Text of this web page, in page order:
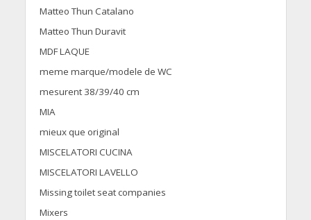
Matteo Thun Catalano
Matteo Thun Duravit
MDF LAQUE
meme marque/modele de WC
mesurent 38/39/40 cm
MIA
mieux que original
MISCELATORI CUCINA
MISCELATORI LAVELLO
Missing toilet seat companies
Mixers